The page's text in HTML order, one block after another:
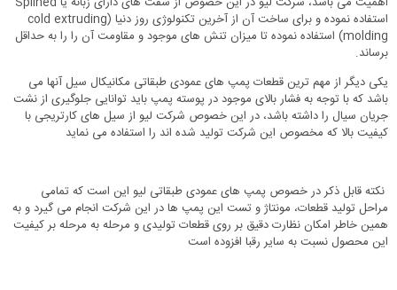
استفاده نموده و برای ساخت آن از آخرین تکنولوژی روز دنیا (cold extruding
molding) استفاده نموده تا میزان تنش های موجود و مقاومت آن را را به حداقل
برساند.
یکی دیگر از مهم ترین قطعات پمپ های عمودی طبقاتی مکانیکال سیل آنها می
باشد که با توجه به فشار بالای موجود در پوسته پمپ باید توانایی جلوگیری از نشت
جریان سیال را داشته باشد، در این خصوص شرکت لیو از سیل های کارتریجی با
کیفیت بالا که مخصوص این شرکت تولید شده اند را استفاده می نماید
نکته قابل ذکر در خصوص پمپ های عمودی طبقاتی لیو این است که تمامی
مراحل تولید قطعات، مونتاژ و تست این پمپ ها در این شرکت انجام می گیرد و به
همین خاطر امکان نظارت دقیق بر روی قطعات تولیدی و مرحله به مرحله بر کیفیت
این محصول نسبت به سایر رقبا افزوده است